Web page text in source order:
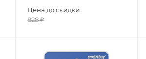
Цена до скидки
828₽